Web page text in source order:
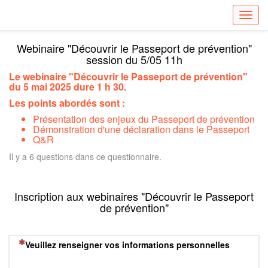
Webinaire "Découvrir le Passeport de prévention"
session du 5/05 11h
Le webinaire "Découvrir le Passeport de prévention"
du 5 mai 2025 dure 1 h 30.
Les points abordés sont :
Présentation des enjeux du Passeport de prévention
Démonstration d'une déclaration dans le Passeport
Q&R
Il y a 6 questions dans ce questionnaire.
Inscription aux webinaires "Découvrir le Passeport
de prévention"
(Cette question est obligatoire)
Veuillez renseigner vos informations personnelles